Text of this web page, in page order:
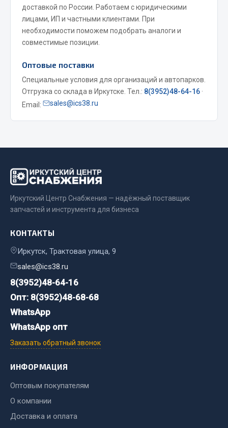
Мост задний
Система питания
Система выпуска газа
Система охлаждения
Показать ещё
Запчасти ЯМЗ
Двигатель
Система питания
Система выпуска газа
Система охлаждения
Коробка передач
Тормозная система
Весь раздел
Запчасти HOWO
Двигатель
Подвеска
доставкой по России. Работаем с юридическими
лицами, ИП и частными клиентами. При
необходимости поможем подобрать аналоги и
совместимые позиции.
Оптовые поставки
Специальные условия для организаций и автопарков.
Отгрузка со склада в Иркутске. Тел.: 8(3952)48-64-16 ·
Email:
sales@ics38.ru
Иркутский Центр Снабжения — надёжный поставщик
запчастей и инструмента для бизнеса
КОНТАКТЫ
Иркутск, Трактовая улица, 9
sales@ics38.ru
8(3952)48-64-16
Опт: 8(3952)48-68-68
WhatsApp
WhatsApp опт
Заказать обратный звонок
ИНФОРМАЦИЯ
Оптовым покупателям
О компании
Доставка и оплата